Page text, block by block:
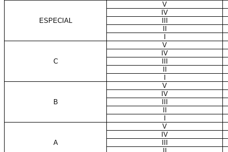
ESPECIAL
V
IV
C
V
IV
B
V
IV
A
V
IV